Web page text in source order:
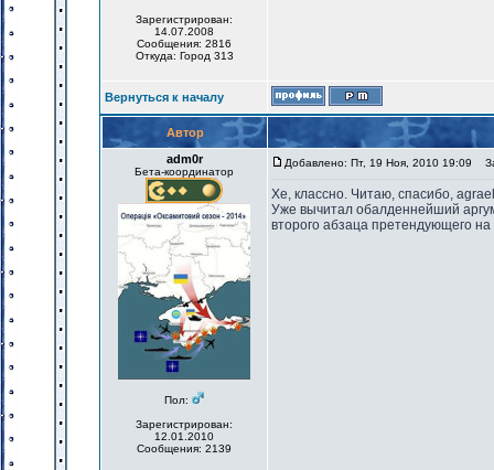
Зарегистрирован:
14.07.2008
Сообщения: 2816
Откуда: Город 313
Вернуться к началу
Автор
adm0r
Бета-координатор
Пол:
Зарегистрирован:
12.01.2010
Сообщения: 2139
Добавлено: Пт, 19 Ноя, 2010 19:09
Хе, классно. Читаю, спасибо,
Уже вычитал обалденнейший
второго абзаца претендующего